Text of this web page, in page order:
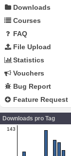
Downloads
Courses
FAQ
File Upload
Statistics
Vouchers
Bug Report
Feature Request
Downloads pro Tag
143